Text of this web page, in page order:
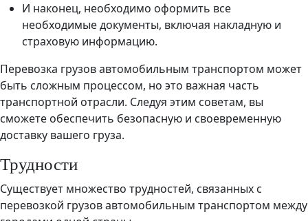
И наконец, необходимо оформить все
необходимые документы, включая накладную и
страховую информацию.
Перевозка грузов автомобильным транспортом может
быть сложным процессом, но это важная часть
транспортной отрасли. Следуя этим советам, вы
сможете обеспечить безопасную и своевременную
доставку вашего груза.
Трудности
Существует множество трудностей, связанных с
перевозкой грузов автомобильным транспортом между